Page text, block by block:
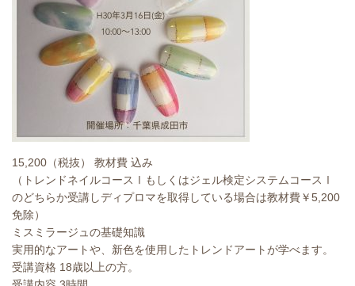
15,200（税抜） 教材費 込み
（トレンドネイルコースⅠもしくはジェル検定システムコースⅠ
のどちらか受講しディプロマを取得している場合は教材費￥5,200
免除）
ミスミラージュの基礎知識
実用的なアートや、新色を使用したトレンドアートが学べます。
受講資格 18歳以上の方。